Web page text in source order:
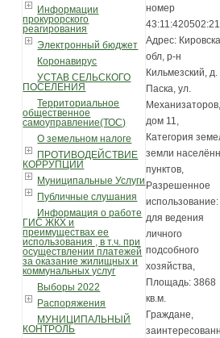
Информации
прокурорского
реагирования
Электронный бюджет
Коронавирус
УСТАВ СЕЛЬСКОГО
ПОСЕЛЕНИЯ
Территориальное
общественное
самоуправление(ТОС)
О земельном налоге
ПРОТИВОДЕЙСТВИЕ
КОРРУПЦИИ
Муниципальные Услуги
Публичные слушания
Информация о работе
ГИС ЖКХ и
преимуществах ее
использования , в т.ч. при
осуществлении платежей
за оказание жилищных и
коммунальных услуг
Выборы 2022
Распоряжения
МУНИЦИПАЛЬНЫЙ
КОНТРОЛЬ
номер
Адрес:
обл, р-н
Кильмезский, д.
Паска, ул.
Механизаторов,
дом 11,
Категория
земли
пунктов,
Разрешенное
использование:
для ведения
личного
подсобного
хозяйства,
Площадь: 3868
кв.м.
Граждане,